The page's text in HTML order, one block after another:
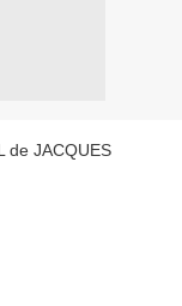
de JACQUES